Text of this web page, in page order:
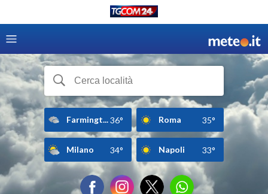
Farmingt...36° Roma 35°
Milano 34° Napoli 33°